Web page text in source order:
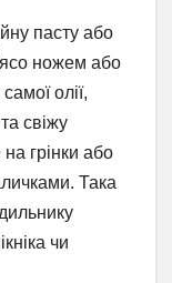
пасту або
ножем або
олії,
свіжу
грінки або
Така
чи